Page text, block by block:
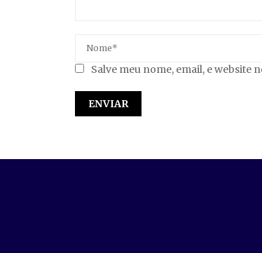
Salve meu nome, email, e website